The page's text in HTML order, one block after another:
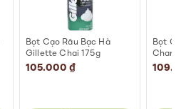
Bọt Cạo Râu Bạc Hà
Gillette Chai 175g
105.000 ₫
Bọt
Chanh